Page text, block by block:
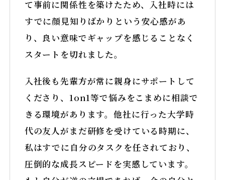
て事前に関係性を築けたため、入社時には
すでに顔見知りばかりという安心感があ
り、良い意味でギャップを感じることなく
スタートを切れました。
入社後も先輩方が常に親身にサポートして
くださり、1on1等で悩みをこまめに相談で
きる環境があります。他社に行った大学時
代の友人がまだ研修を受けている時期に、
私はすでに自分のタスクを任されており、
圧倒的な成長スピードを実感しています。